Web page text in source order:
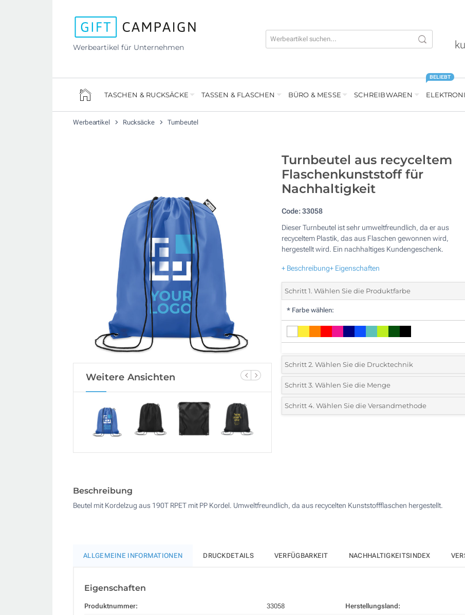
Werbeartikel für Unternehmen
TASCHEN & RUCKSÄCKE TASSEN & FLASCHEN BÜRO & MESSE SCHREIBWAREN
BELIEBT
Werbeartikel Rucksäcke Turnbeutel
Weitere Ansichten
Turnbeutel aus recyceltem
Flaschenkunststoff für
Nachhaltigkeit
Code:33058
Dieser Turnbeutel ist sehr umweltfreundlich, da er aus
recyceltem Plastik, das aus Flaschen gewonnen wird,
hergestellt wird. Ein nachhaltiges Kundengeschenk.
+ Beschreibung+ Eigenschaften
Schritt 1. Wählen Sie die Produktfarbe
* Farbe wählen:
Schritt 2. Wählen Sie die Drucktechnik
*Wählen Sie die Druck- und Farbtechniken für Ihr Logo:
1 Farbig (Auf einer Seite)
Digitaler Transferdruck in Vollfarbe (Auf einer Seite)
Schritt 3. Wählen Sie die Menge
*Bitte wählen Sie Ihre gewünschte Menge
250
Aktualisieren
Schritt 4. Wählen Sie die Versandmethode
Beschreibung
Beutel mit Kordelzug aus 190T RPET mit PP Kordel. Umweltfreundlich, da aus recycelten Kunststoffflaschen hergestellt.
ALLGEMEINE INFORMATIONEN DRUCKDETAILS VERFÜGBARKEIT NACHHALTIGKEITSINDEX
Eigenschaften
Produktnummer: 33058 Herstellungsland: